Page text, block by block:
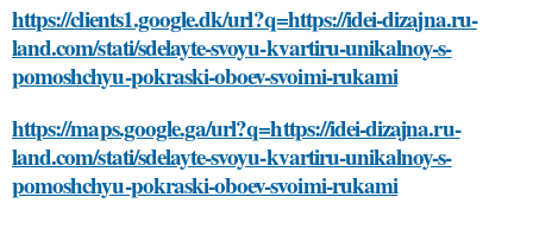
https://clients1.google.dk/url?q=https://idei-dizajna.ru-
land.com/stati/sdelayte-svoyu-kvartiru-unikalnoy-s-
pomoshchyu-pokraski-oboev-svoimi-rukami
https://maps.google.ga/url?q=https://idei-dizajna.ru-
land.com/stati/sdelayte-svoyu-kvartiru-unikalnoy-s-
pomoshchyu-pokraski-oboev-svoimi-rukami